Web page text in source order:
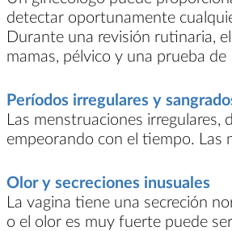
detectar oportunamente
Durante una revisión rutinaria,
mamas, pélvico y una prueba de
Períodos irregulares y
Las menstruaciones
empeorando con el tiempo. Las
Olor y secreciones inusuales
La vagina tiene una secreción
o el olor es muy fuerte puede